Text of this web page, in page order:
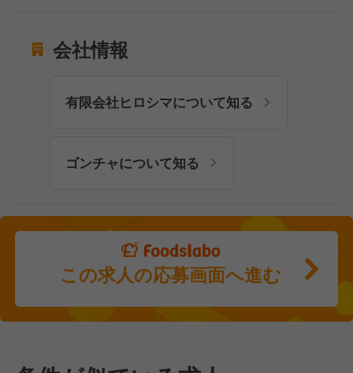
会社情報
有限会社ヒロシマについて知る
ゴンチャについて知る
この求人の応募画面へ進む